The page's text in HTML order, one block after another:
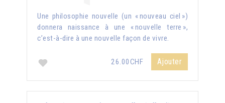
Une philosophie nouvelle (un « nouveau ciel »)
donnera naissance à une « nouvelle terre »,
c’est-à-dire à une nouvelle façon de vivre.
26.00CHF Ajouter